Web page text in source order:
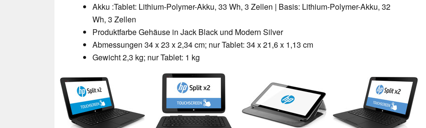
Akku :Tablet: Lithium-Polymer-Akku, 33 Wh, 3 Zellen | Basis: Lithium-Polymer-Akku, 32
Wh, 3 Zellen
Produktfarbe Gehäuse in Jack Black und Modern Silver
Abmessungen 34 x 23 x 2,34 cm; nur Tablet: 34 x 21,6 x 1,13 cm
Gewicht 2,3 kg; nur Tablet: 1 kg